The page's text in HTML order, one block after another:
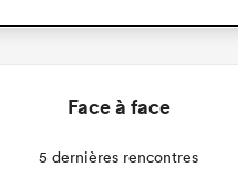
Face à face
5 dernières rencontres